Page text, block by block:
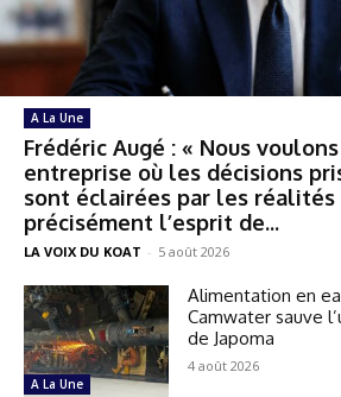
A La Une
Frédéric Augé : « Nous
entreprise où les décisions
sont éclairées par les réalités
précisément l’esprit de...
LA VOIX DU KOAT - 5 août 2026
A La Une
Alimentation en
Camwater sauve
de Japoma
4 août 2026